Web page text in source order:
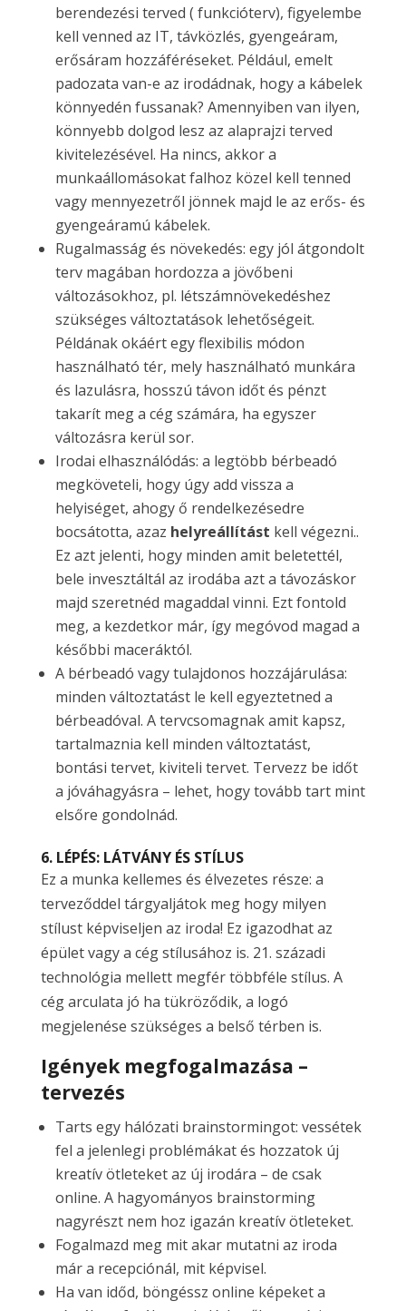
berendezési terved ( funkcióterv), figyelembe
kell venned az IT, távközlés, gyengeáram,
erősáram hozzáféréseket. Például, emelt
padozata van-e az irodádnak, hogy a kábelek
könnyedén fussanak? Amennyiben van ilyen,
könnyebb dolgod lesz az alaprajzi terved
kivitelezésével. Ha nincs, akkor a
munkaállomásokat falhoz közel kell tenned
vagy mennyezetről jönnek majd le az erős- és
gyengeáramú kábelek.
Rugalmasság és növekedés: egy jól átgondolt
terv magában hordozza a jövőbeni
változásokhoz, pl. létszámnövekedéshez
szükséges változtatások lehetőségeit.
Példának okáért egy flexibilis módon
használható tér, mely használható munkára
és lazulásra, hosszú távon időt és pénzt
takarít meg a cég számára, ha egyszer
változásra kerül sor.
Irodai elhasználódás: a legtöbb bérbeadó
megköveteli, hogy úgy add vissza a
helyiséget, ahogy ő rendelkezésedre
bocsátotta, azaz helyreállítást kell végezni..
Ez azt jelenti, hogy minden amit beletettél,
bele invesztáltál az irodába azt a távozáskor
majd szeretnéd magaddal vinni. Ezt fontold
meg, a kezdetkor már, így megóvod magad a
későbbi maceráktól.
A bérbeadó vagy tulajdonos hozzájárulása:
minden változtatást le kell egyeztetned a
bérbeadóval. A tervcsomagnak amit kapsz,
tartalmaznia kell minden változtatást,
bontási tervet, kiviteli tervet. Tervezz be időt
a jóváhagyásra – lehet, hogy tovább tart mint
elsőre gondolnád.
6. LÉPÉS: LÁTVÁNY ÉS STÍLUS
Ez a munka kellemes és élvezetes része: a
terveződdel tárgyaljátok meg hogy milyen
stílust képviseljen az iroda! Ez igazodhat az
épület vagy a cég stílusához is. 21. századi
technológia mellett megfér többféle stílus. A
cég arculata jó ha tükröződik, a logó
megjelenése szükséges a belső térben is.
Igények megfogalmazása –
tervezés
Tarts egy hálózati brainstormingot: vessétek
fel a jelenlegi problémákat és hozzatok új
kreatív ötleteket az új irodára – de csak
online. A hagyományos brainstorming
nagyrészt nem hoz igazán kreatív ötleteket.
Fogalmazd meg mit akar mutatni az iroda
már a recepciónál, mit képvisel.
Ha van időd, böngéssz online képeket a